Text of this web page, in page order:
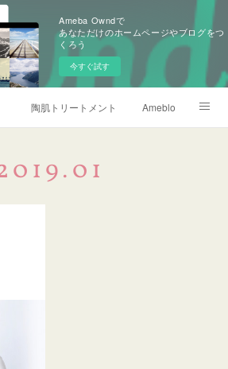
Ameba Owndで
あなただけのホームページやブログをつ
くろう
今すぐ試す
陶肌トリートメント Ameblo
.01